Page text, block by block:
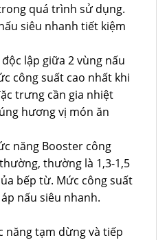
quá trình sử dụng.
siêu nhanh tiết kiệm
lập giữa 2 vùng nấu
công suất cao nhất khi
trưng cần gia nhiệt
hương vị món ăn
năng Booster công
thường là 1,3-1,5
bếp từ. Mức công suất
nấu siêu nhanh.
năng tạm dừng và tiếp